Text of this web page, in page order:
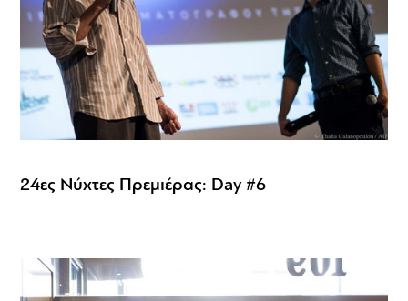
24ες Νύχτες Πρεμιέρας: Day #6